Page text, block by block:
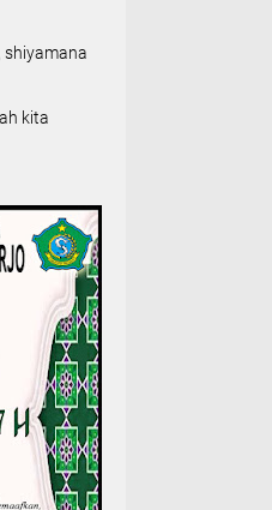
shiyamana
kita